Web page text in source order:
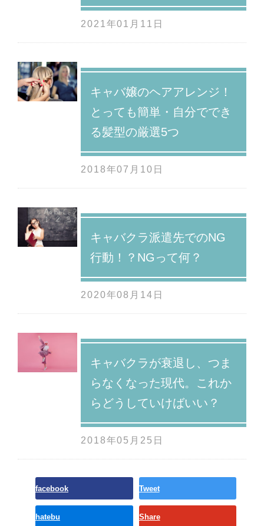
2021年01月11日
キャバ嬢のヘアアレンジ！
とっても簡単・自分ででき
る髪型の厳選5つ
2018年07月10日
キャバクラ派遣先でのNG
行動！？NGって何？
2020年08月14日
キャバクラが衰退し、つま
らなくなった現代。これか
らどうしていけばいい？
2018年05月25日
facebook Tweet
hatebu Share